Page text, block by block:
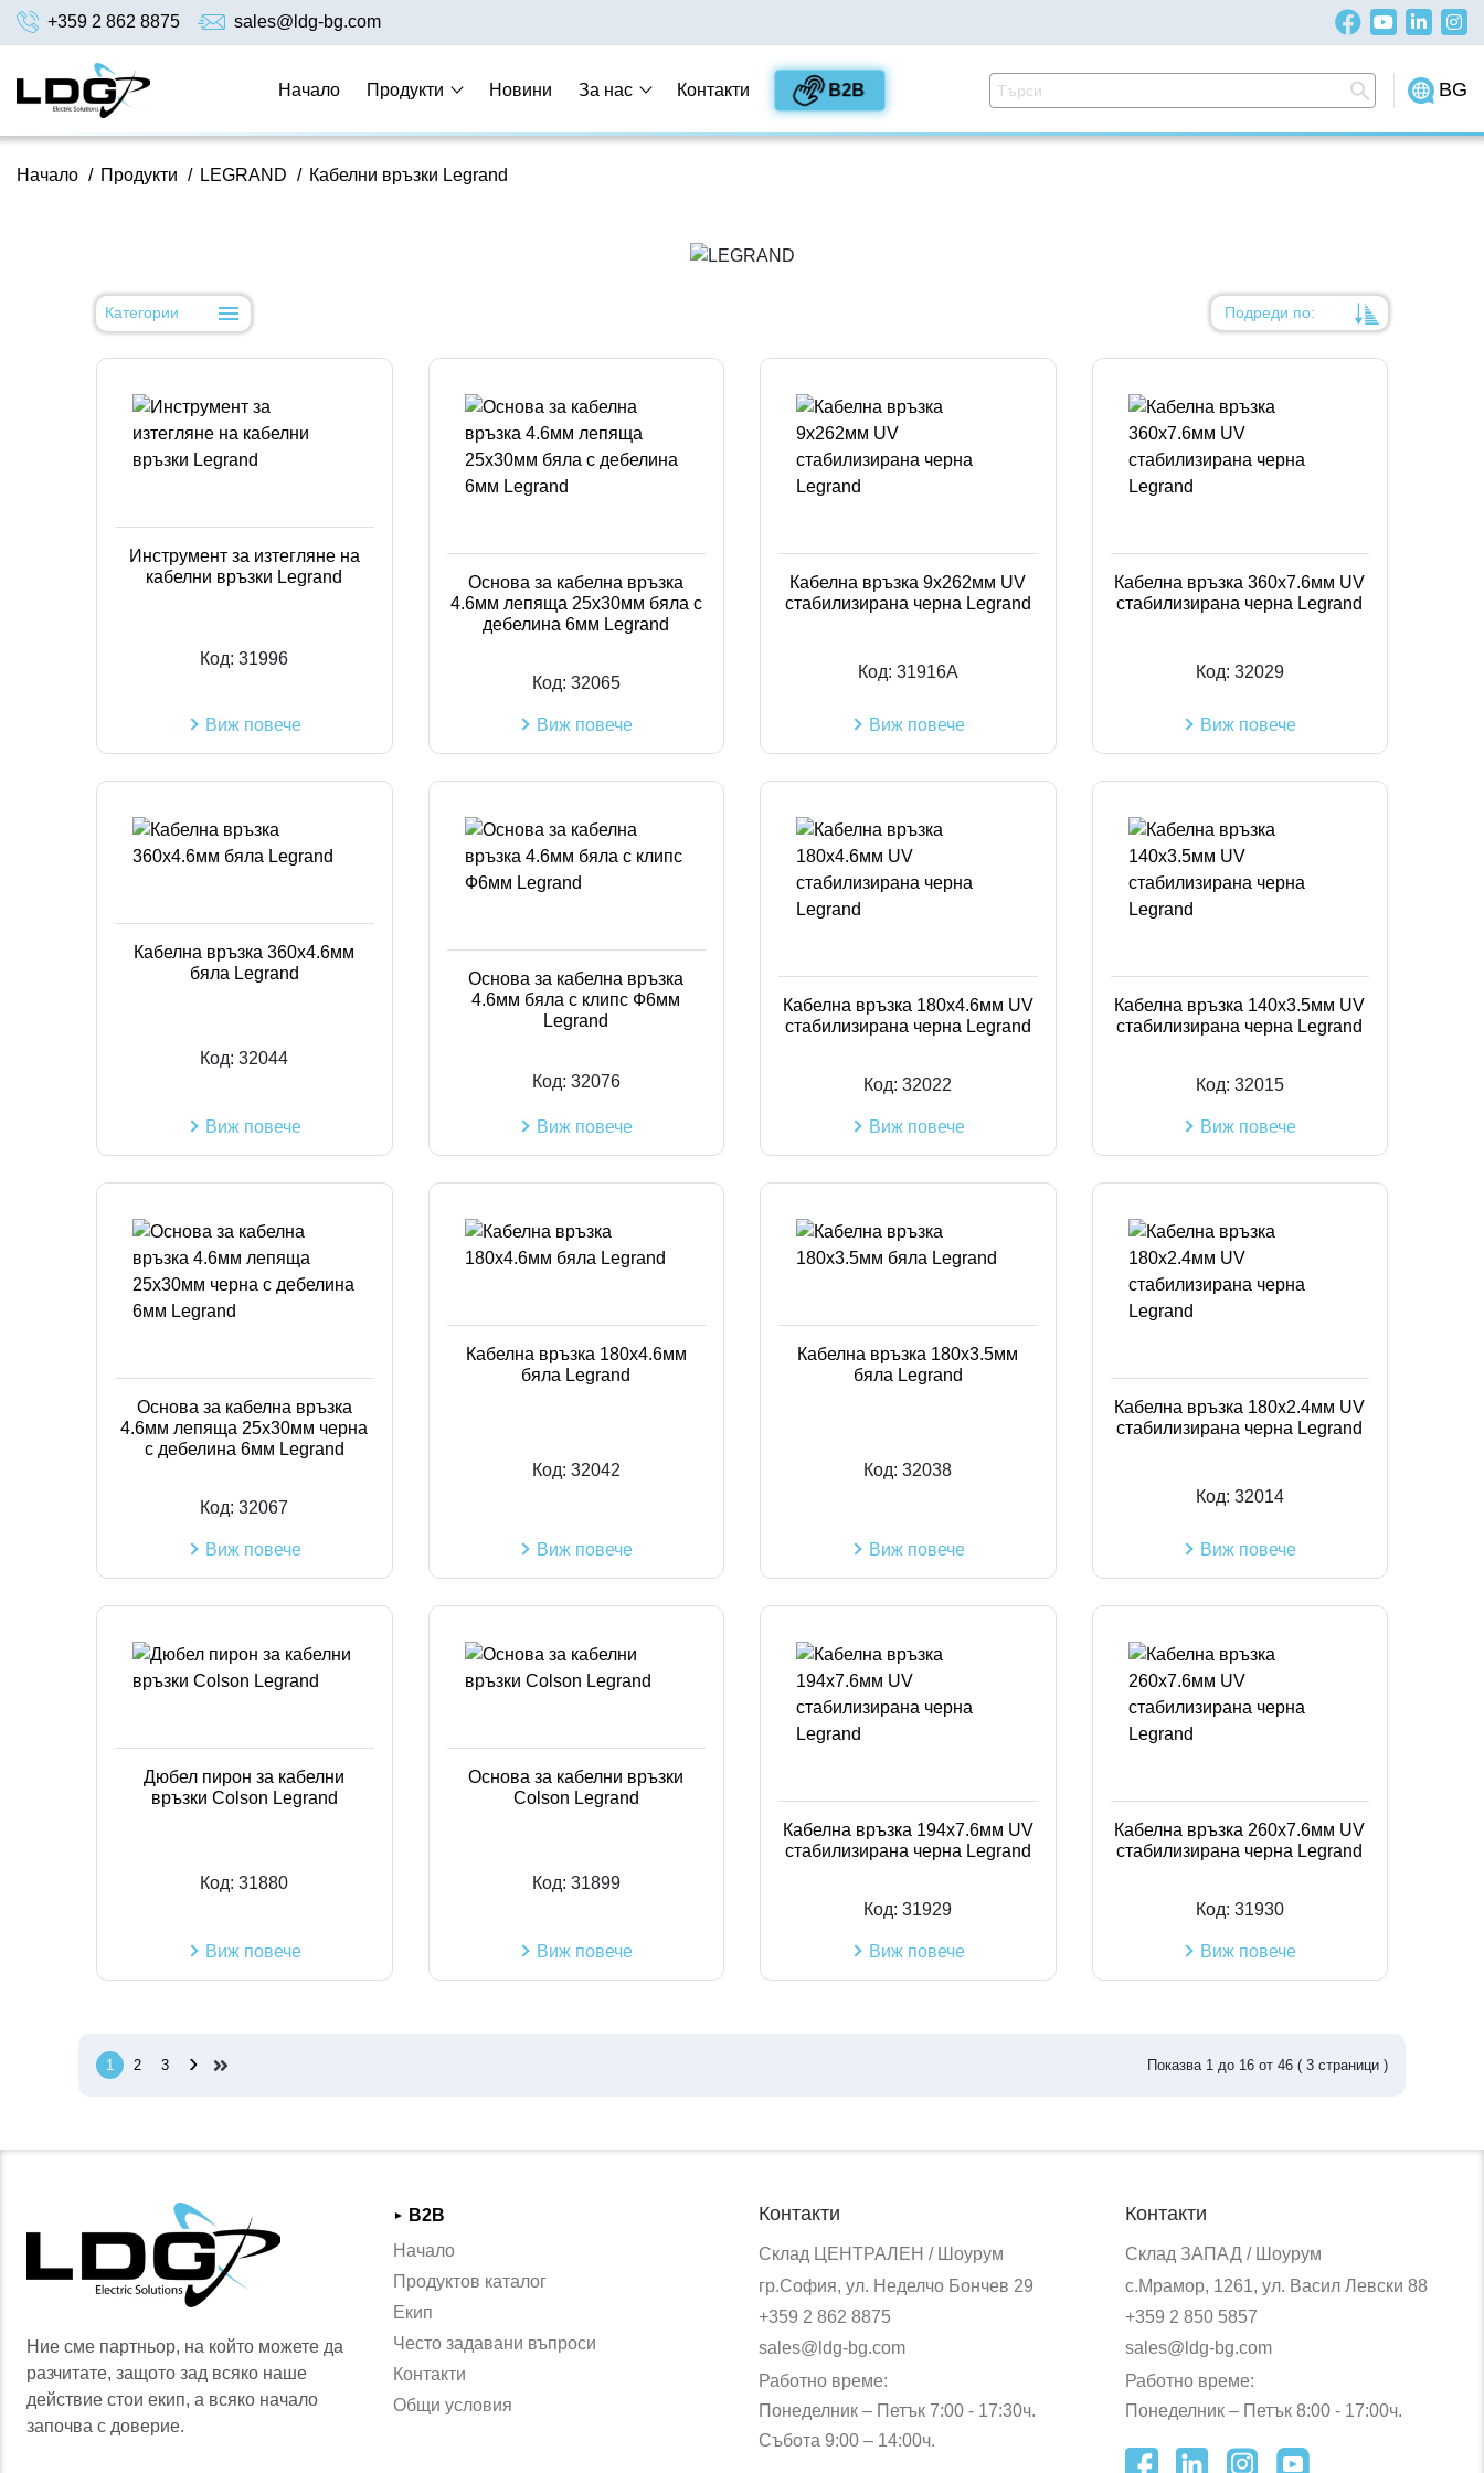
+359 2 862 8875 sales@ldg-bg.com
Начало Продукти Новини За нас Контакти B2B BG
/
Начало /
Продукти /
LEGRAND Кабелни връзки Legrand
Категории Подреди по:
Уместност
Име
Код на артикул
Инструмент за изтегляне на
кабелни връзки Legrand
Код:31996
Виж повече
Основа за кабелна връзка
4.6мм лепяща 25х30мм бяла с
дебелина 6мм Legrand
Код: 32065
Виж повече
Кабелна връзка 9х262мм UV
стабилизирана черна Legrand
Код: 31916A
Виж повече
Кабелна връзка 360x7.6мм UV
стабилизирана черна Legrand
Код: 32029
Виж повече
Кабелна връзка 360x4.6мм
бяла Legrand
Код:32044
Виж повече
Основа за кабелна връзка
4.6мм бяла с клипс Ф6мм
Legrand
Код: 32076
Виж повече
Кабелна връзка 180x4.6мм UV
стабилизирана черна Legrand
Код:32022
Виж повече
Кабелна връзка 140х3.5мм UV
стабилизирана черна Legrand
Код: 32015
Виж повече
Основа за кабелна връзка
4.6мм лепяща 25х30мм черна
с дебелина 6мм Legrand
Код:32067
Виж повече
Кабелна връзка 180x4.6мм
бяла Legrand
Код: 32042
Виж повече
Кабелна връзка 180x3.5мм
бяла Legrand
Код:32038
Виж повече
Кабелна връзка 180х2.4мм UV
стабилизирана черна Legrand
Код: 32014
Виж повече
Дюбел пирон за кабелни
връзки Colson Legrand
Код:31880
Виж повече
Основа за кабелни връзки
Colson Legrand
Код: 31899
Виж повече
Кабелна връзка 194x7.6мм UV
стабилизирана черна Legrand
Код:31929
Виж повече
Кабелна връзка 260x7.6мм UV
стабилизирана черна Legrand
Код: 31930
Виж повече
1 2 3 › Показва 1 до 16 от 46 ( 3 страници )
Ние сме партньор, на който можете да
разчитате, защото зад всяко наше
действие стои екип, а всяко начало
започва с доверие.
►
B2B
Начало
Продуктов каталог
Екип
Често задавани въпроси
Контакти
Общи условия
Контакти
Склад ЦЕНТРАЛЕН / Шоурум
гр.София, ул. Неделчо Бончев 29
+359 2 862 8875
sales@ldg-bg.com
Работно време:
Понеделник – Петък 7:00 - 17:30ч.
Събота 9:00 – 14:00ч.
Контакти
Склад ЗАПАД / Шоурум
с.Мрамор, 1261, ул. Васил Левски 88
+359 2 850 5857
sales@ldg-bg.com
Работно време:
Понеделник – Петък 8:00 - 17:00ч.